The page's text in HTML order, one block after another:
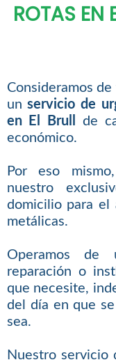
ROTAS EN
Consideramos
unservicio de
en El Brull
de
económico.
Por eso
nuestro
domicilio para el
metálicas.
Operamos de
reparación o
que necesite,
del día en que
sea.
Nuestro servicio